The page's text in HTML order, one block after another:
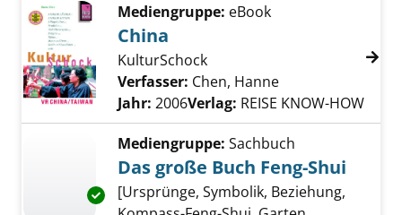
Mediengruppe: eBook
China
KulturSchock
Verfasser: Chen, Hanne
Jahr: 2006Verlag: REISE KNOW-HOW
Exemplar-Details von Das große Buch Feng-
Mediengruppe: Sachbuch
Das große Buch Feng-Shui
[Ursprünge, Symbolik, Beziehung,